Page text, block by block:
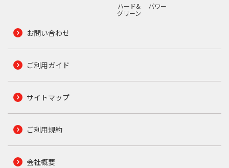
ハード&
グリーン
パワー
お問い合わせ
ご利用ガイド
サイトマップ
ご利用規約
会社概要